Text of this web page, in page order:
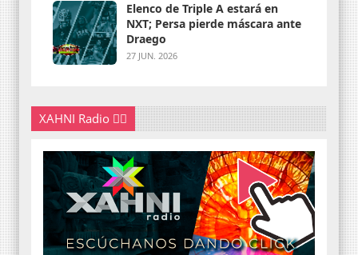
Elenco de Triple A estará en
NXT; Persa pierde máscara ante
Draego
27 JUN. 2026
XAHNI Radio 👇🏽